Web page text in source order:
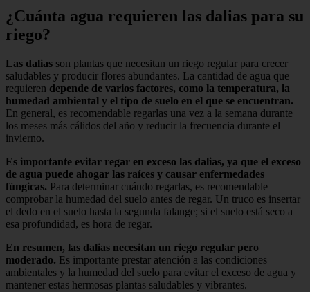
¿Cuánta agua requieren las dalias para su
riego?
Las dalias son plantas que necesitan un riego regular para crecer
saludables y producir flores abundantes. La cantidad de agua que
requieren depende de varios factores, como la temperatura, la
humedad ambiental y el tipo de suelo en el que se encuentran.
En general, es recomendable regarlas una vez a la semana durante
los meses más cálidos del año y reducir la frecuencia durante el
invierno.
Es importante evitar regar en exceso las dalias, ya que el exceso
de agua puede ahogar las raíces y causar enfermedades
fúngicas. Para determinar cuándo regarlas, es recomendable
comprobar la humedad del suelo antes de regar. Un truco es insertar
el dedo en el suelo hasta la segunda falange; si el suelo está seco a
esa profundidad, es hora de regar.
En resumen, las dalias necesitan un riego regular pero
moderado. Es importante prestar atención a las condiciones
ambientales y la humedad del suelo para evitar el exceso de agua y
mantener estas hermosas plantas saludables y vibrantes.